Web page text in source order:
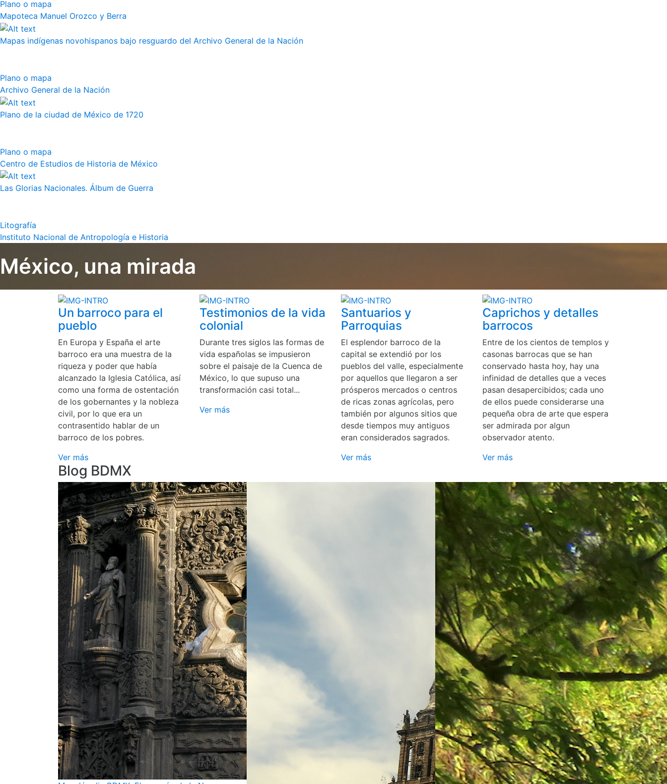
Plano o mapa
Mapoteca Manuel Orozco y Berra
Mapas indígenas novohispanos bajo resguardo del Archivo General de la Nación
Plano o mapa
Archivo General de la Nación
Plano de la ciudad de México de 1720
Plano o mapa
Centro de Estudios de Historia de México
Las Glorias Nacionales. Álbum de Guerra
Litografía
Instituto Nacional de Antropología e Historia
México, una mirada
Un barroco para el
pueblo
En Europa y España el arte
barroco era una muestra de la
riqueza y poder que había
alcanzado la Iglesia Católica, así
como una forma de ostentación
de los gobernantes y la nobleza
civil, por lo que era un
contrasentido hablar de un
barroco de los pobres.
Ver más
Testimonios de la vida
colonial
Durante tres siglos las formas de
vida españolas se impusieron
sobre el paisaje de la Cuenca de
México, lo que supuso una
transformación casi total...
Ver más
Santuarios y
Parroquias
El esplendor barroco de la
capital se extendió por los
pueblos del valle, especialmente
por aquellos que llegaron a ser
prósperos mercados o centros
de ricas zonas agrícolas, pero
también por algunos sitios que
desde tiempos muy antiguos
eran considerados sagrados.
Ver más
Caprichos y detalles
barrocos
Entre de los cientos de templos y
casonas barrocas que se han
conservado hasta hoy, hay una
infinidad de detalles que a veces
pasan desapercibidos; cada uno
de ellos puede considerarse una
pequeña obra de arte que espera
ser admirada por algun
observador atento.
Ver más
Blog BDMX